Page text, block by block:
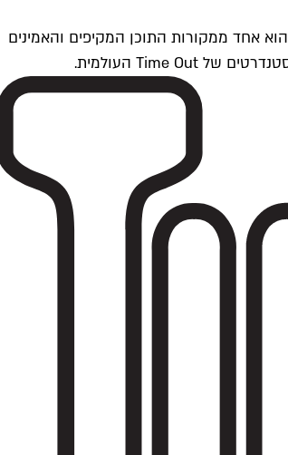
Time Outתל אביב הוא חלק מרשת Time Out Global — רשת מדיה בינלאומית הפועלת ב-360 ערים מרכזיות וב-60 מדינות ברחבי העולם. Time Out הוא אחד ממקורות התוכן המקיפים והאמינים